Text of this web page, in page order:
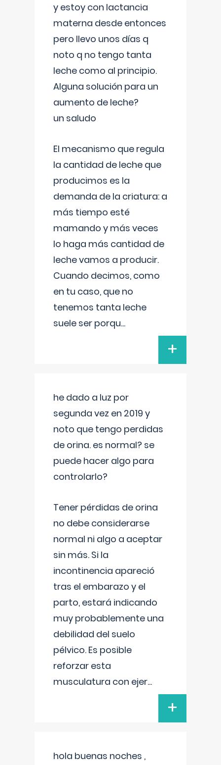
y estoy con lactancia
materna desde entonces
pero llevo unos días q
noto q no tengo tanta
leche como al principio.
Alguna solución para un
aumento de leche?
un saludo
El mecanismo que regula
la cantidad de leche que
producimos es la
demanda de la criatura: a
más tiempo esté
mamando y más veces
lo haga más cantidad de
leche vamos a producir.
Cuando decimos, como
en tu caso, que no
tenemos tanta leche
suele ser porqu...
+
he dado a luz por
segunda vez en 2019 y
noto que tengo perdidas
de orina. es normal? se
puede hacer algo para
controlarlo?
Tener pérdidas de orina
no debe considerarse
normal ni algo a aceptar
sin más. Si la
incontinencia apareció
tras el embarazo y el
parto, estará indicando
muy probablemente una
debilidad del suelo
pélvico. Es posible
reforzar esta
musculatura con ejer...
+
hola buenas noches ,